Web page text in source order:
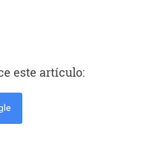
este artículo: